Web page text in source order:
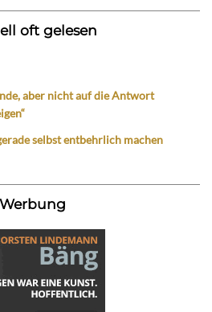
oft gelesen
aber nicht auf die Antwort
selbst entbehrlich machen
Werbung